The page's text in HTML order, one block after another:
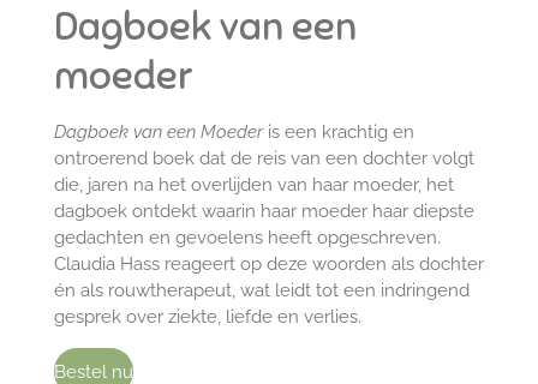
Dagboek van een
moeder
Dagboek van een Moederis een krachtig en
ontroerend boek dat de reis van een dochter volgt
die, jaren na het overlijden van haar moeder, het
dagboek ontdekt waarin haar moeder haar diepste
gedachten en gevoelens heeft opgeschreven.
Claudia Hass reageert op deze woorden als dochter
én als rouwtherapeut, wat leidt tot een indringend
gesprek over ziekte, liefde en verlies.
Bestel nu